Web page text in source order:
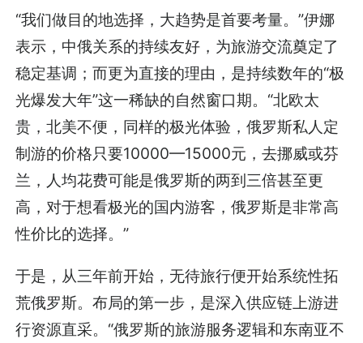
“我们做目的地选择，大趋势是首要考量。”伊娜
表示，中俄关系的持续友好，为旅游交流奠定了
稳定基调；而更为直接的理由，是持续数年的“极
光爆发大年”这一稀缺的自然窗口期。“北欧太
贵，北美不便，同样的极光体验，俄罗斯私人定
制游的价格只要10000—15000元，去挪威或芬
兰，人均花费可能是俄罗斯的两到三倍甚至更
高，对于想看极光的国内游客，俄罗斯是非常高
性价比的选择。”
于是，从三年前开始，无待旅行便开始系统性拓
荒俄罗斯。布局的第一步，是深入供应链上游进
行资源直采。“俄罗斯的旅游服务逻辑和东南亚不